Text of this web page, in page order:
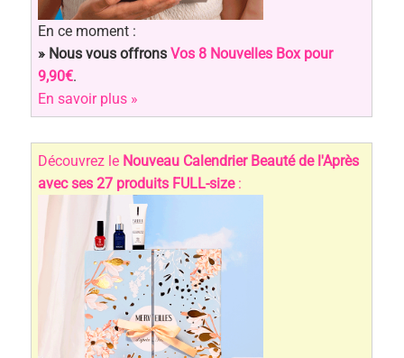
En ce moment :
» Nous vous offronsVos 8 Nouvelles Box pour
9,90€.
En savoir plus »
Découvrez le Nouveau Calendrier Beauté de l'Après
avec ses 27 produits FULL-size: